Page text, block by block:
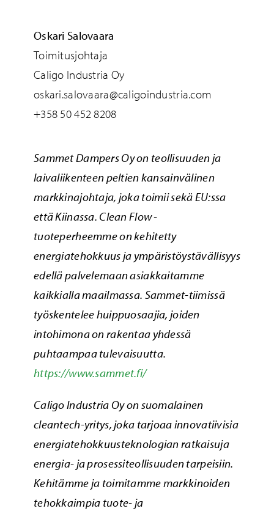
Oskari Salovaara
Toimitusjohtaja
Caligo Industria Oy
oskari.salovaara@caligoindustria.com
+358 50 452 8208
Sammet Dampers Oyon teollisuuden ja
laivaliikenteen peltien kansainvälinen
markkinajohtaja, joka toimii sekä EU:ssa
että Kiinassa. Clean Flow -
tuoteperheemme on kehitetty
energiatehokkuus ja ympäristöystävällisyys
edellä palvelemaan asiakkaitamme
kaikkialla maailmassa. Sammet-tiimissä
työskentelee huippuosaajia, joiden
intohimona on rakentaa yhdessä
puhtaampaa tulevaisuutta.
https://www.sammet.fi/
Caligo Industria Oyon suomalainen
cleantech-yritys, joka tarjoaa innovatiivisia
energiatehokkuusteknologian ratkaisuja
energia- ja prosessiteollisuuden tarpeisiin.
Kehitämme ja toimitamme markkinoiden
tehokkaimpia tuote- ja